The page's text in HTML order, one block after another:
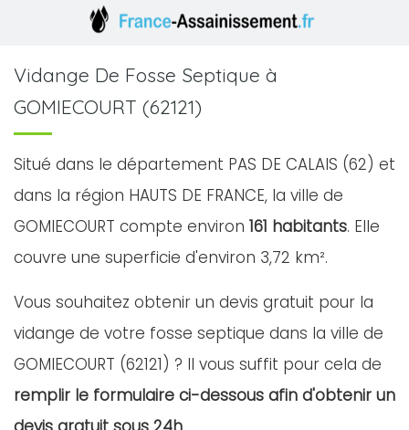
Vidange De Fosse Septique à
GOMIECOURT (62121)
Situé dans le département PAS DE CALAIS (62) et
dans la région HAUTS DE FRANCE, la ville de
GOMIECOURT compte environ 161 habitants. Elle
couvre une superficie d'environ 3,72 km².
Vous souhaitez obtenir un devis gratuit pour la
vidange de votre fosse septique dans la ville de
GOMIECOURT (62121) ? Il vous suffit pour cela de
remplir le formulaire ci-dessous afin d'obtenir un